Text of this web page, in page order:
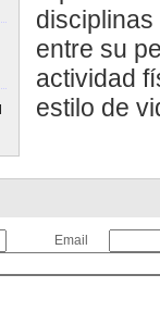
entre su
actividad
estilo de
Email